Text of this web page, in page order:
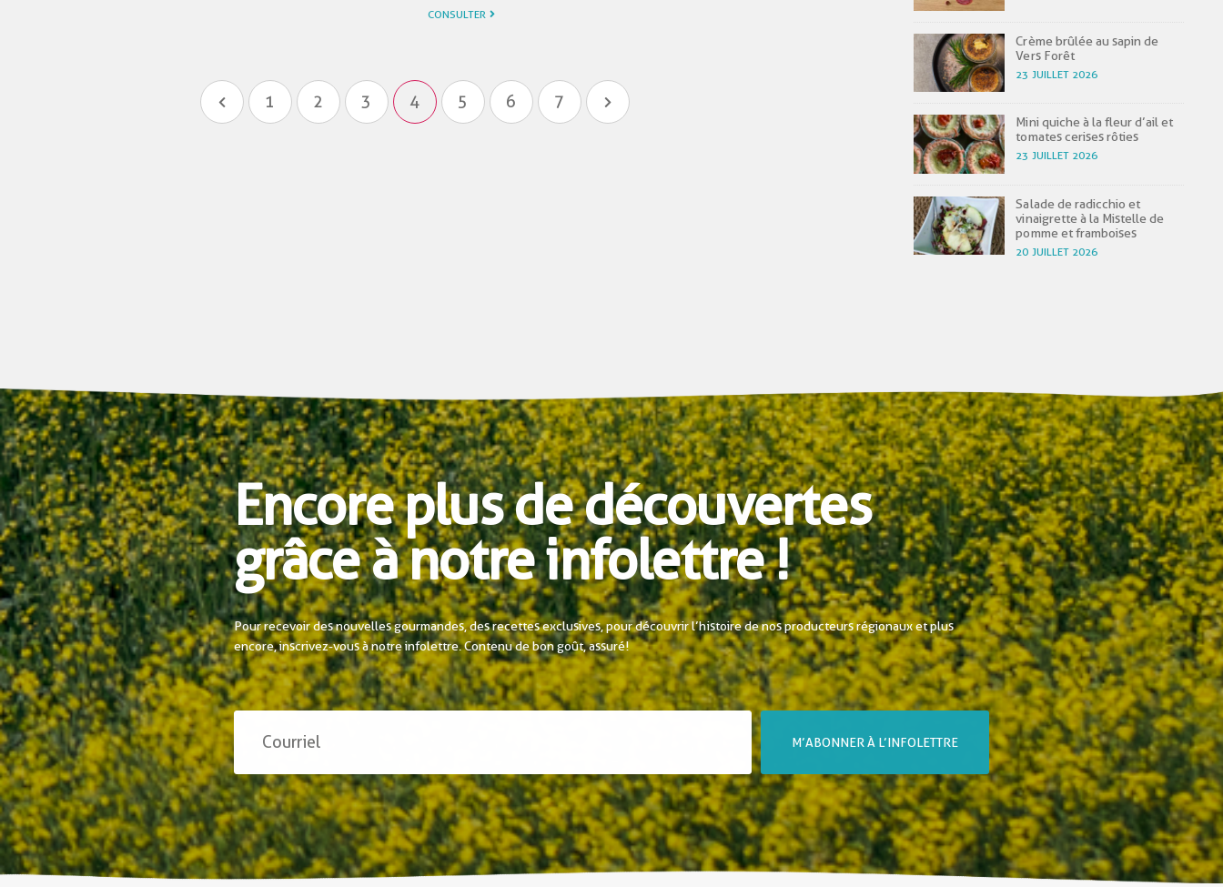
CONSULTER
1 2 3 4 5 6 7
Crème brûlée au sapin de
Vers Forêt
23 JUILLET 2026
Mini quiche à la fleur d’ail et
tomates cerises rôties
23 JUILLET 2026
Salade de radicchio et
vinaigrette à la Mistelle de
pomme et framboises
20 JUILLET 2026
Encore plus de découvertes
grâce à notre infolettre !
Pour recevoir des nouvelles gourmandes, des recettes exclusives, pour découvrir l’histoire de nos producteurs régionaux et plus
encore, inscrivez-vous à notre infolettre. Contenu de bon goût, assuré!
M’ABONNER À L’INFOLETTRE